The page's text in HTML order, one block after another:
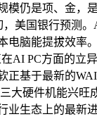
模仍是项、金，
美国银行预测
电脑能提拔效率
AI PC方面的立
正基于最新的
大硬件机能兴
业生态上的最新进